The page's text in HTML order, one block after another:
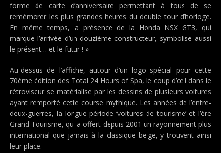
forme de carte d’anniversaire permettant à tous de se
remémorer les plus grandes heures du double tour d’horloge.
En même temps, la présence de la Honda NSX GT3, qui
marque l’arrivée d’un douzième constructeur, symbolise aussi
le présent… et le futur ! »
Au-dessus de l’affiche, autour d’un logo spécial pour cette
70ème édition des Total 24 Hours of Spa, le coup d’œil dans le
rétroviseur se matérialise par les dessins de plusieurs voitures
ayant remporté cette course mythique. Les années de l’entre-
deux-guerres, la longue période ‘voitures de tourisme’ et l’ère
Grand Tourisme, qui a offert depuis 2001 un rayonnement plus
international que jamais à la classique belge, y trouvent ainsi
leur place.